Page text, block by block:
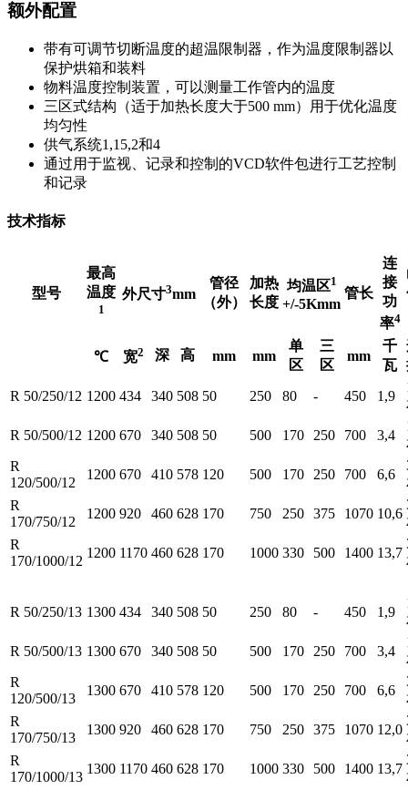
额外配置
带有可调节切断温度的超温限制器，作为温度限制器以
保护烘箱和装料
物料温度控制装置，可以测量工作管内的温度
三区式结构（适于加热长度大于500 mm）用于优化温度
均匀性
供气系统1,15,2和4
通过用于监视、记录和控制的VCD软件包进行工艺控制
和记录
技术指标
型号
最高
温度
1
外尺寸3mm
管径
（外）
加热
长度
均温区1
+/-5Kmm
管长
连
接
功
率4
℃ 宽2 深 高 mm mm
单
区
三
区
mm
千
瓦
R 50/250/12 1200 434 340 508 50 250 80 - 450 1,9
R 50/500/12 1200 670 340 508 50 500 170 250 700 3,4
R
120/500/12
1200 670 410 578 120 500 170 250 700 6,6
R
170/750/12
1200 920 460 628 170 750 250 375 1070 10,6
R
170/1000/12
1200 1170 460 628 170 1000 330 500 1400 13,7
R 50/250/13 1300 434 340 508 50 250 80 - 450 1,9
R 50/500/13 1300 670 340 508 50 500 170 250 700 3,4
R
120/500/13
1300 670 410 578 120 500 170 250 700 6,6
R
170/750/13
1300 920 460 628 170 750 250 375 1070 12,0
R
170/1000/13
1300 1170 460 628 170 1000 330 500 1400 13,7